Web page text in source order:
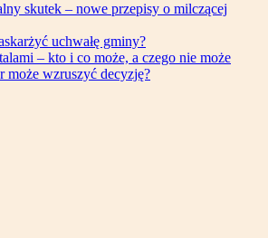
skutek – nowe przepisy o milczącej
uchwałę gminy?
– kto i co może, a czego nie może
może wzruszyć decyzję?